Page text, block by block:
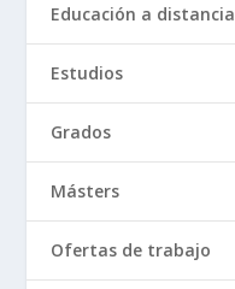
Educación a distancia
Estudios
Grados
Másters
Ofertas de trabajo